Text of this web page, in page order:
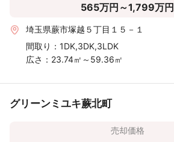
565万円～1,799万円
埼玉県蕨市塚越５丁目１５－１
間取り： 1DK,3DK,3LDK
広さ： 23.74㎡～59.36㎡
グリーンミユキ蕨北町
売却価格